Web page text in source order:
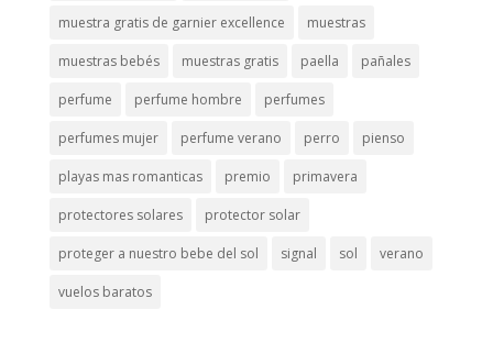
muestra gratis de garnier excellence muestras
muestras bebés muestras gratis paella pañales
perfume perfume hombre perfumes
perfumes mujer perfume verano perro pienso
playas mas romanticas premio primavera
protectores solares protector solar
proteger a nuestro bebe del sol signal sol verano
vuelos baratos